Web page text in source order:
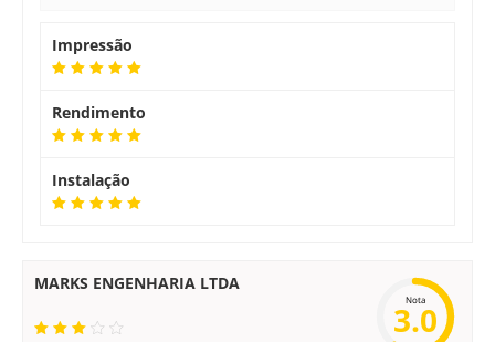
Impressão
Rendimento
Instalação
MARKS ENGENHARIA LTDA
Nota
3.0